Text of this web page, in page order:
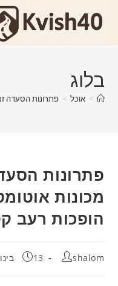
בלוג
> אוכל > פתרונות הסעדה זמינים 24/7: איך מכונות אוטומטיות מתקדמות
מכונות
הופכות רעב
מחבר:
shalom פורסם:
13 בינואר 2026